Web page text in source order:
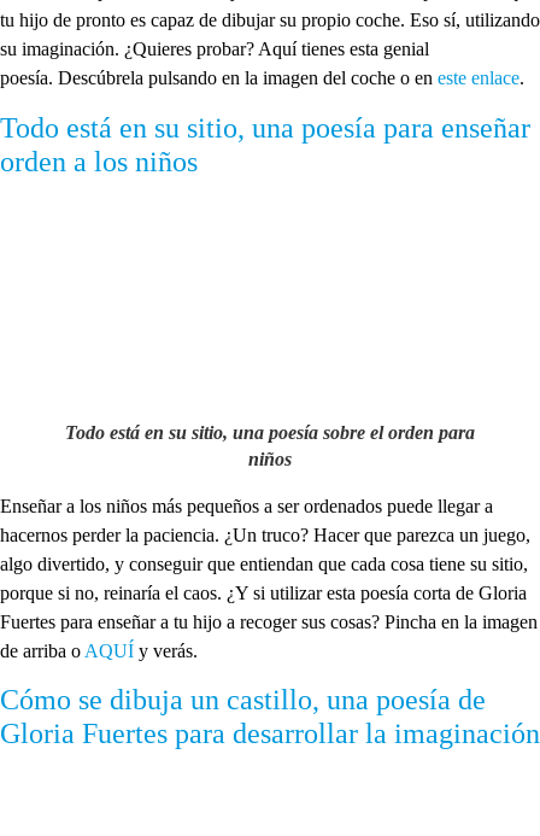
tu hijo de pronto es capaz de dibujar su propio coche. Eso sí, utilizando
su imaginación. ¿Quieres probar? Aquí tienes esta genial
poesía. Descúbrela pulsando en la imagen del coche o en este enlace.
Todo está en su sitio, una poesía para enseñar
orden a los niños
Todo está en su sitio, una poesía sobre el orden para
niños
Enseñar a los niños más pequeños a ser ordenados puede llegar a
hacernos perder la paciencia. ¿Un truco? Hacer que parezca un juego,
algo divertido, y conseguir que entiendan que cada cosa tiene su sitio,
porque si no, reinaría el caos. ¿Y si utilizar esta poesía corta de Gloria
Fuertes para enseñar a tu hijo a recoger sus cosas? Pincha en la imagen
de arriba o AQUÍ y verás.
Cómo se dibuja un castillo, una poesía de
Gloria Fuertes para desarrollar la imaginación